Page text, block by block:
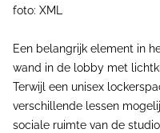
foto: XML
Een belangrijk element in
wand in de lobby met
Terwijl een unisex
verschillende lessen
sociale ruimte van de